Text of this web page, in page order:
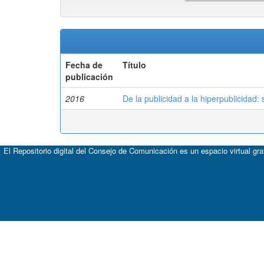
Fecha de
publicación
Título
2016 De la publicidad a la
El Repositorio digital del Consejo de Comunicación es un espacio virtual